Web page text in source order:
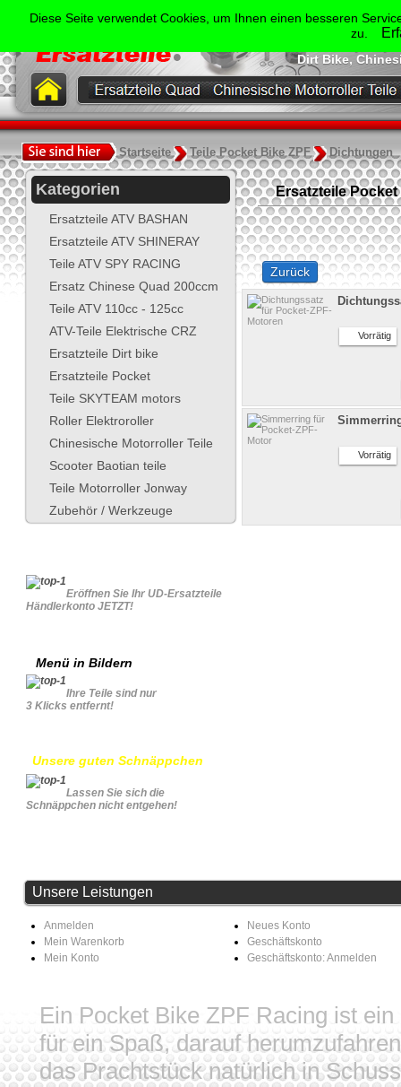
Der Spezialist für
Shineray,
Dirt Bike,
.
Startseite Teile Pocket Bike ZPF Dichtungen
Kategorien
Ersatzteile ATV BASHAN
Ersatzteile ATV SHINERAY
Teile ATV SPY RACING
Ersatz Chinese Quad 200ccm
Teile ATV 110cc - 125cc
ATV-Teile Elektrische CRZ
Ersatzteile Dirt bike
Ersatzteile Pocket
Teile SKYTEAM motors
Roller Elektroroller
Chinesische Motorroller Teile
Scooter Baotian teile
Teile Motorroller Jonway
Zubehör / Werkzeuge
Eröffnen Sie Ihr UD-Ersatzteile
Händlerkonto JETZT!
Menü in Bildern
Ihre Teile sind nur
3 Klicks entfernt!
Unsere guten Schnäppchen
Lassen Sie sich die
Schnäppchen nicht entgehen!
Ersatzteile
Zurück
Vorrätig
Vorrätig
Unsere Leistungen
Anmelden
Mein Warenkorb
Mein Konto
Neues Konto
Geschäftskonto
Geschäftskonto: Anmelden
Ein Pocket Bike ZPF Racing ist
für ein Spaß, darauf
das Prachtstück natürlich in
Diese Seite verwendet Cookies, um Ihnen einen besseren
zu.